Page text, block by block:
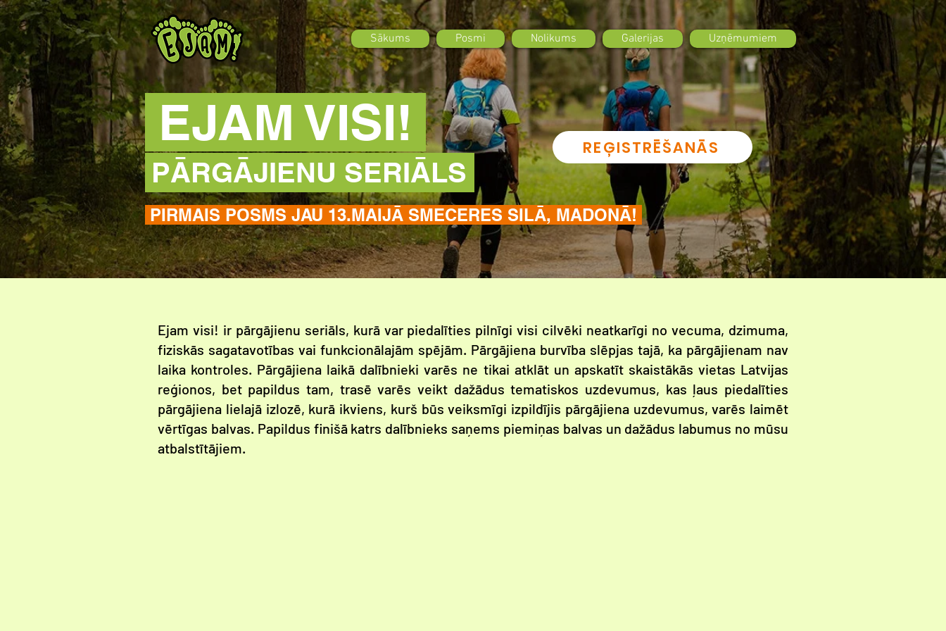
Sākums Posmi Nolikums Galerijas Uzņēmumiem
EJAM VISI!
PĀRGĀJIENU SERIĀLS
REĢISTRĒŠANĀS
PIRMAIS POSMS JAU 13.MAIJĀ SMECERES SILĀ, MADONĀ!
Ejam visi! ir pārgājienu seriāls, kurā var piedalīties pilnīgi visi cilvēki neatkarīgi no vecuma, dzimuma,
fiziskās sagatavotības vai funkcionālajām spējām. Pārgājiena burvība slēpjas tajā, ka pārgājienam nav
laika kontroles. Pārgājiena laikā dalībnieki varēs ne tikai atklāt un apskatīt skaistākās vietas Latvijas
reģionos, bet papildus tam, trasē varēs veikt dažādus tematiskos uzdevumus, kas ļaus piedalīties
pārgājiena lielajā izlozē, kurā ikviens, kurš būs veiksmīgi izpildījis pārgājiena uzdevumus, varēs laimēt
vērtīgas balvas. Papildus finišā katrs dalībnieks saņems piemiņas balvas un dažādus labumus no mūsu
atbalstītājiem.